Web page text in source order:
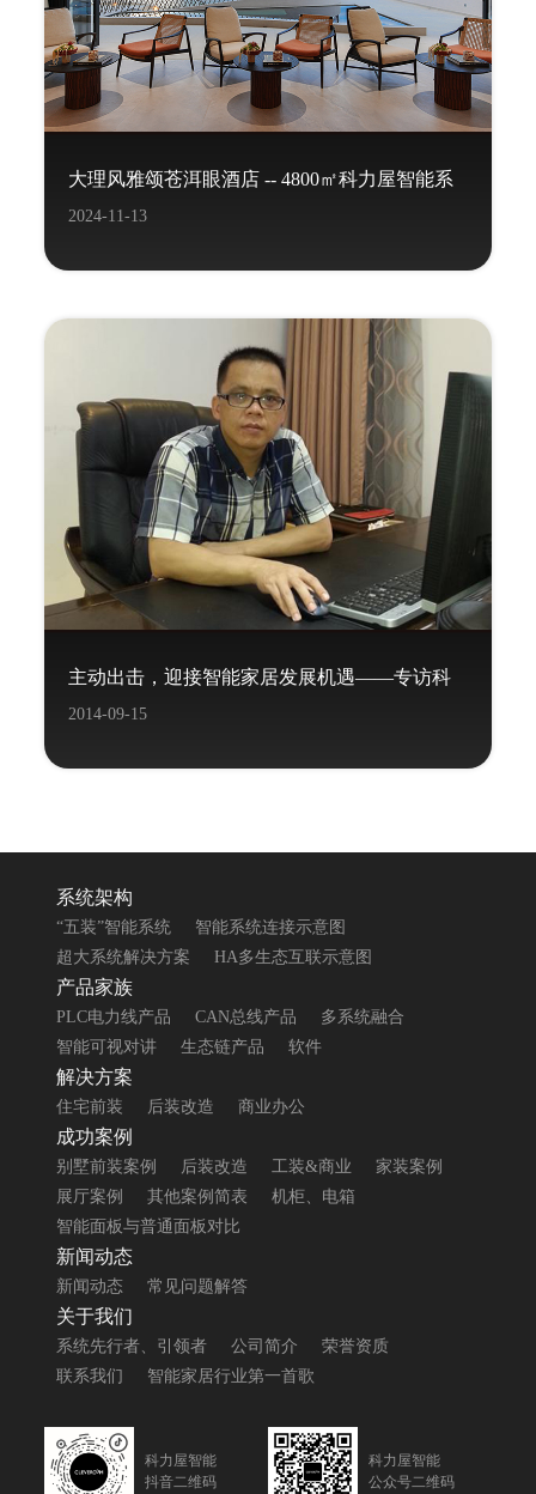
大理风雅颂苍洱眼酒店 -- 4800㎡科力屋智能系
2024-11-13
主动出击，迎接智能家居发展机遇——专访科
2014-09-15
系统架构
“五装”智能系统
智能系统连接示意图
超大系统解决方案
HA多生态互联示意图
产品家族
PLC电力线产品 CAN总线产品
多系统融合
智能可视对讲
生态链产品 软件
解决方案
住宅前装 后装改造 商业办公
成功案例
别墅前装案例 后装改造 工装&商业
家装案例
展厅案例
其他案例简表
机柜、电箱
智能面板与普通面板对比
新闻动态
新闻动态 常见问题解答
关于我们
系统先行者、引领者 公司简介
荣誉资质
联系我们
智能家居行业第一首歌
科力屋智能
抖音二维码
科力屋智能
公众号二维码